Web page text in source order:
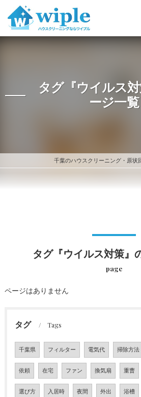
タグ『ウイルス
ージ一覧
千葉のハウスクリーニング・原状
タグ『ウイルス対策』
page
ページはありません
タグ Tags
千葉県 フィルター 電気代 掃除方法
依頼 在宅 ファン 換気扇 重曹
選び方 入居時 夜間 外出 浴槽